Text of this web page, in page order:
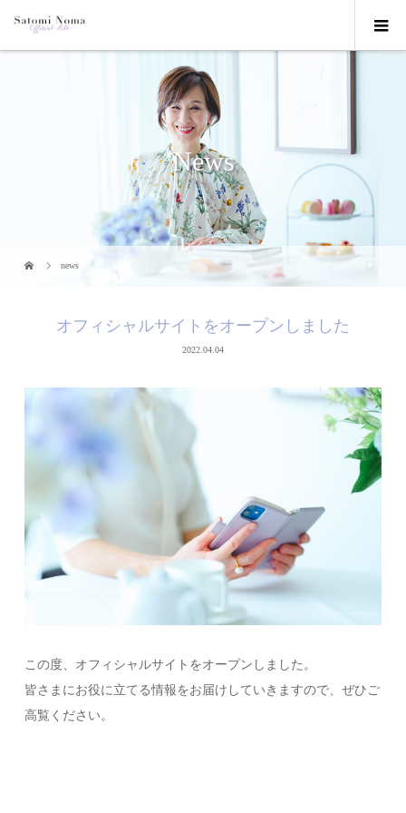
News
news
オフィシャルサイトをオープンしました
2022.04.04
この度、オフィシャルサイトをオープンしました。
皆さまにお役に立てる情報をお届けしていきますので、ぜひご
高覧ください。